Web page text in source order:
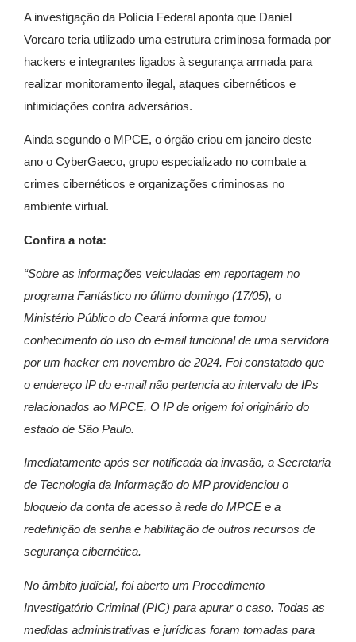
A investigação da Polícia Federal aponta que Daniel
Vorcaro teria utilizado uma estrutura criminosa formada por
hackers e integrantes ligados à segurança armada para
realizar monitoramento ilegal, ataques cibernéticos e
intimidações contra adversários.
Ainda segundo o MPCE, o órgão criou em janeiro deste
ano o CyberGaeco, grupo especializado no combate a
crimes cibernéticos e organizações criminosas no
ambiente virtual.
Confira a nota:
“Sobre as informações veiculadas em reportagem no
programa Fantástico no último domingo (17/05), o
Ministério Público do Ceará informa que tomou
conhecimento do uso do e-mail funcional de uma servidora
por um hacker em novembro de 2024. Foi constatado que
o endereço IP do e-mail não pertencia ao intervalo de IPs
relacionados ao MPCE. O IP de origem foi originário do
estado de São Paulo.
Imediatamente após ser notificada da invasão, a Secretaria
de Tecnologia da Informação do MP providenciou o
bloqueio da conta de acesso à rede do MPCE e a
redefinição da senha e habilitação de outros recursos de
segurança cibernética.
No âmbito judicial, foi aberto um Procedimento
Investigatório Criminal (PIC) para apurar o caso. Todas as
medidas administrativas e jurídicas foram tomadas para